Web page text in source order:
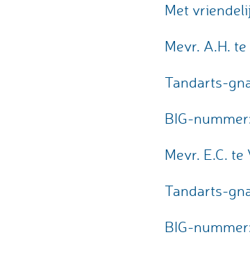
Met
Mevr. A.H.
Tandarts-
BIG-
Mevr. E.C. te
Tandarts-
BIG-